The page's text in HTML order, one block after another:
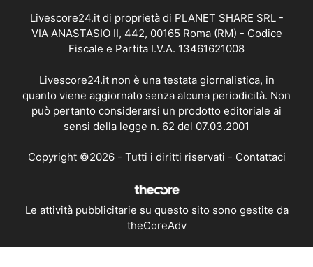
Livescore24.it di proprietà di PLANET SHARE SRL -
VIA ANASTASIO II, 442, 00165 Roma (RM) - Codice
Fiscale e Partita I.V.A. 13461621008
Livescore24.it non è una testata giornalistica, in
quanto viene aggiornato senza alcuna periodicità. Non
può pertanto considerarsi un prodotto editoriale ai
sensi della legge n. 62 del 07.03.2001
Copyright ©2026 - Tutti i diritti riservati - Contattaci
Le attività pubblicitarie su questo sito sono gestite da
theCoreAdv